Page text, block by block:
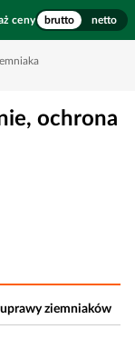
ceny brutto netto
ochrona
ziemniaków